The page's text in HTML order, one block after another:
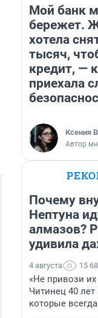
Мой банк
бережет.
хотела
тысяч,
кредит, —
приехала
Ксения
Автор
Почему
Нептуна
алмазов?
удивила
4 августа 15
«Не привози
Читинец 40 лет
которые